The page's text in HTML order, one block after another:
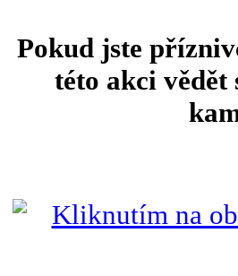
Pokud jste
této akci